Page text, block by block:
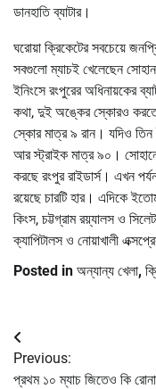
ডানহাতি ব্যাটার।
ঘরোয়া ক্রিকেটের সবচেয়ে
সবগুলো ম্যাচই খেলেছেন
ইনিংসে রংপুরের অধিনায়কের
কথা, দুই অঙ্কের স্কোরও করতে
স্কোর মাত্র ৯ রান। যদিও
আর স্ট্রাইক মাত্র ৯০।
করছে রংপুর রাইডার্স। এখন
রয়েছে চারটি হার। এদিকে
কিংস, চট্টগ্রাম রয়্যালস ও
ক্যাপিটালস ও নোয়াখালী
Posted in অন্যান্য খেলা,
Post
navigation
Previous:
প্রথম ১০ ম্যাচ জিতেও কি